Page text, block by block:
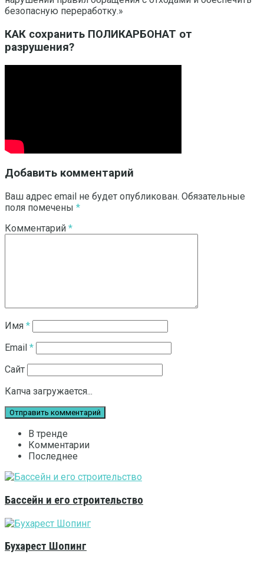
безопасную переработку.»
КАК сохранить ПОЛИКАРБОНАТ от
разрушения?
Добавить комментарий
Ваш адрес email не будет опубликован. Обязательные
поля помечены *
Комментарий *
Имя *
Email *
Сайт
Капча загружается...
В тренде
Комментарии
Последнее
Бассейн и его строительство
Бухарест Шопинг